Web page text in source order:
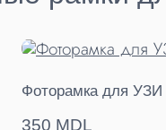
Фоторамка для УЗИ
350 MDL